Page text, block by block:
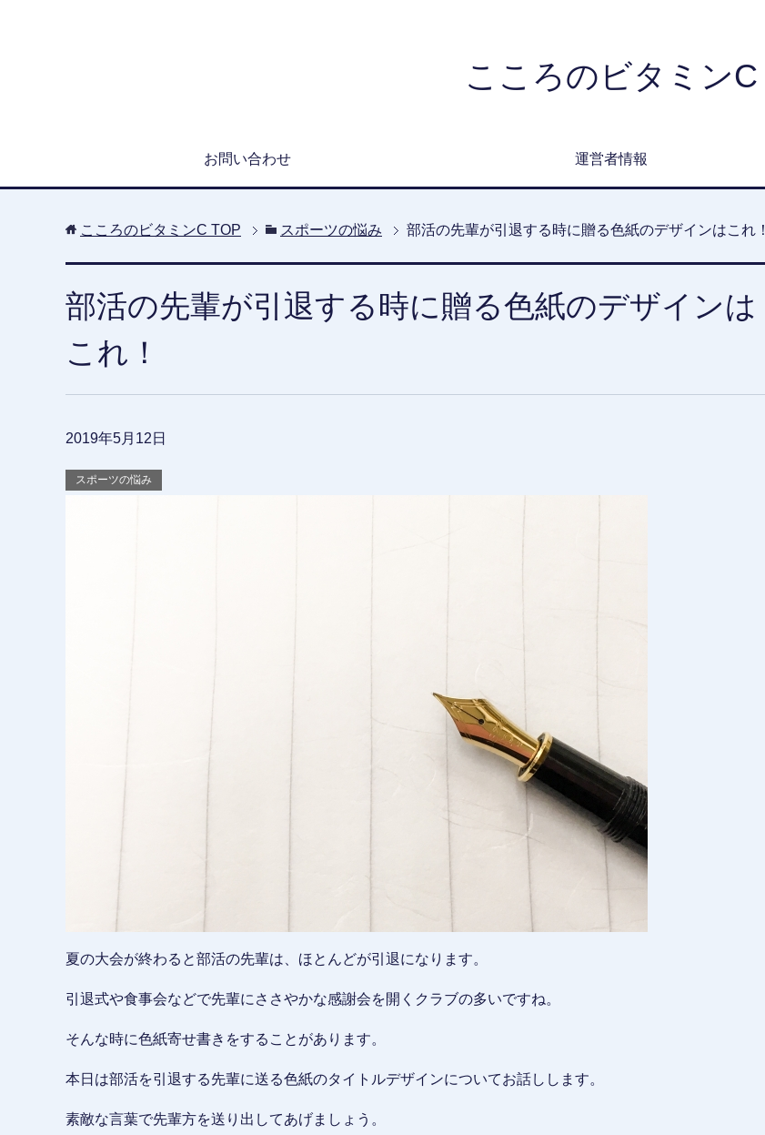
こころのビタミンC
お問い合わせ 運営者情報
こころのビタミンC TOP スポーツの悩み 部活の先輩が引退する時に贈る色紙のデザインはこれ！
部活の先輩が引退する時に贈る色紙のデザインは
これ！
2019年5月12日
スポーツの悩み
夏の大会が終わると部活の先輩は、ほとんどが引退になります。
引退式や食事会などで先輩にささやかな感謝会を開くクラブの多いですね。
そんな時に色紙寄せ書きをすることがあります。
本日は部活を引退する先輩に送る色紙のタイトルデザインについてお話しします。
素敵な言葉で先輩方を送り出してあげましょう。